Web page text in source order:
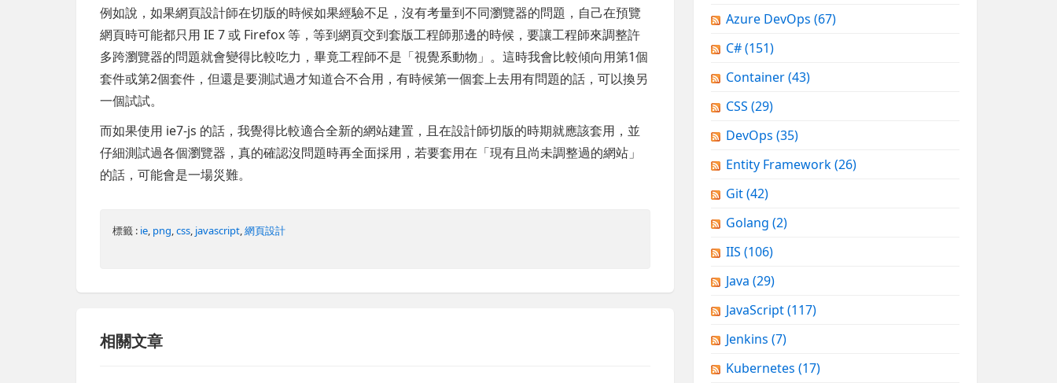
例如說，如果網頁設計師在切版的時候如果經驗不足，沒有考量到不同瀏覽器的問題，自己在預覽
網頁時可能都只用 IE 7 或 Firefox 等，等到網頁交到套版工程師那邊的時候，要讓工程師來調整許
多跨瀏覽器的問題就會變得比較吃力，畢竟工程師不是「視覺系動物」。這時我會比較傾向用第1個
套件或第2個套件，但還是要測試過才知道合不合用，有時候第一個套上去用有問題的話，可以換另
一個試試。
而如果使用 ie7-js 的話，我覺得比較適合全新的網站建置，且在設計師切版的時期就應該套用，並
仔細測試過各個瀏覽器，真的確認沒問題時再全面採用，若要套用在「現有且尚未調整過的網站」
的話，可能會是一場災難。
標籤 : ie, png,css, javascript,網頁設計
相關文章
Azure DevOps (67)
C#(151)
Container(43)
CSS (29)
DevOps (35)
Entity Framework(26)
Git(42)
Golang (2)
IIS (106)
Java (29)
JavaScript(117)
Jenkins (7)
Kubernetes (17)